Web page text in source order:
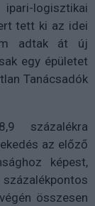
logisztikai
tett ki az idei
adtak át új
egy épületet
Tanácsadók
százalékra
az előző
képest,
összesen